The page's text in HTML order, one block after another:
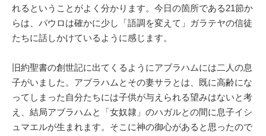
れるということがよく分かります。今日の箇所である21節か
らは、パウロは確かに少し「語調を変えて」ガラテヤの信徒
たちに話しかけているように感じます。
旧約聖書の創世記に出てくるようにアブラハムには二人の息
子がいました。アブラハムとその妻サラとは、既に高齢にな
ってしまった自分たちには子供が与えられる望みはないと考
え、結局アブラハムと「女奴隷」のハガルとの間に息子イシ
ュマエルが生まれます。そこに神の御心があると思ったので